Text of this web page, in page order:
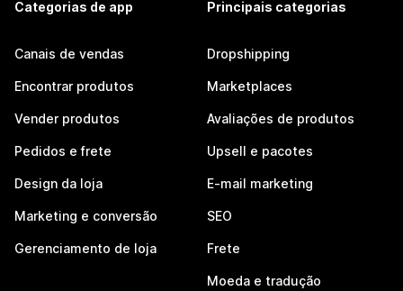
Categorias de app
Canais de vendas
Encontrar produtos
Vender produtos
Pedidos e frete
Design da loja
Marketing e conversão
Gerenciamento de loja
Principais categorias
Dropshipping
Marketplaces
Avaliações de produtos
Upsell e pacotes
E-mail marketing
SEO
Frete
Moeda e tradução